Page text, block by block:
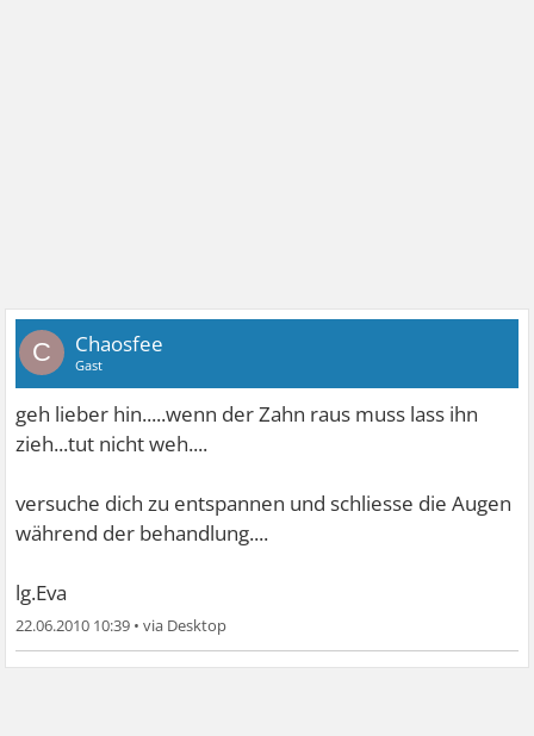
C Chaosfee
Gast
geh lieber hin.....wenn der Zahn raus muss lass ihn
zieh...tut nicht weh....
versuche dich zu entspannen und schliesse die Augen
während der behandlung....
lg.Eva
22.06.2010 10:39 •